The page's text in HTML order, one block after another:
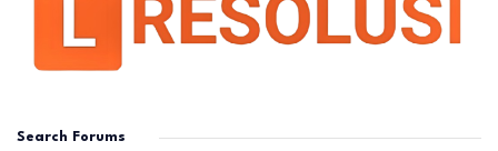
Search Forums